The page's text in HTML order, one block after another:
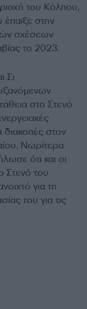
του Κόλπου,
στην
σχέσεων
το 2023.
Σι
στο Στενό
στον
Νωρίτερα
ότι και οι
Στενό του
για τη
του για τις